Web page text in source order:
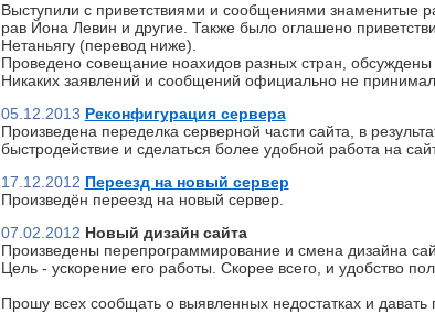
Выступили с приветствиями и сообщениями знаменитые
рав Йона Левин и другие. Также было оглашено
Нетаньягу (перевод ниже).
Проведено совещание ноахидов разных стран, обсуждены
Никаких заявлений и сообщений официально не
05.12.2013 Реконфигурация сервера
Произведена переделка серверной части сайта, в
быстродействие и сделаться более удобной работа на
17.12.2012 Переезд на новый сервер
Произведён переезд на новый сервер.
07.02.2012 Новый дизайн сайта
Произведены перепрограммирование и смена дизайна
Цель - ускорение его работы. Скорее всего, и удобство
Прошу всех сообщать о выявленных недостатках и давать